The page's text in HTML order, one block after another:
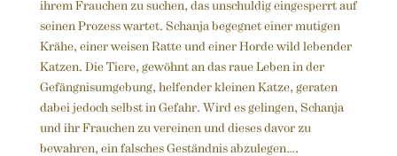
ihrem Frauchen zu suchen, das unschuldig eingesperrt auf
seinen Prozess wartet. Schanja begegnet einer mutigen
Krähe, einerweisen Ratte und einer Horde wild lebender
Katzen. Die Tiere, gewöhnt an das raue Leben in der
Gefängnisumgebung, helfender kleinen Katze, geraten
dabei jedoch selbst in Gefahr. Wird es gelingen, Schanja
und ihr Frauchen zu vereinen und dieses davor zu
bewahren, ein falsches Geständnis abzulegen….